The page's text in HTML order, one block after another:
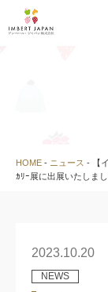
HOME - ニュース -
【
ｶﾘｰ展に出展いたしまし
2023.10.20
NEWS